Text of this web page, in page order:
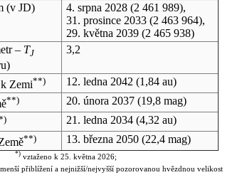
(v JD) 4. srpna 2028(2 461 989),
31. prosince 2033(2 463 964),
29. května 2039(2 465 938)
– TJ 3,2
Zemi**) 12. ledna 2042 (1,84 au)
**) 20. února 2037(19,8 mag)
21. ledna 2034(4,32 au)
**) 13. března 2050(22,4 mag)
*)vztaženo k 25. května 2026;
přiblížení a nejnižší/nejvyšší pozorovanou hvězdnou velikost